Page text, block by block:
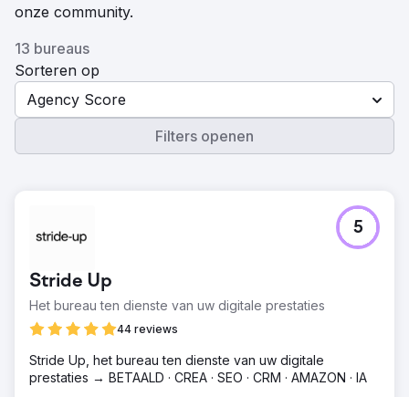
onze community.
13 bureaus
Sorteren op
Agency Score
Filters openen
Stride Up
Het bureau ten dienste van uw digitale prestaties
44 reviews
5
Stride Up, het bureau ten dienste van uw digitale
prestaties → BETAALD · CREA · SEO · CRM · AMAZON · IA